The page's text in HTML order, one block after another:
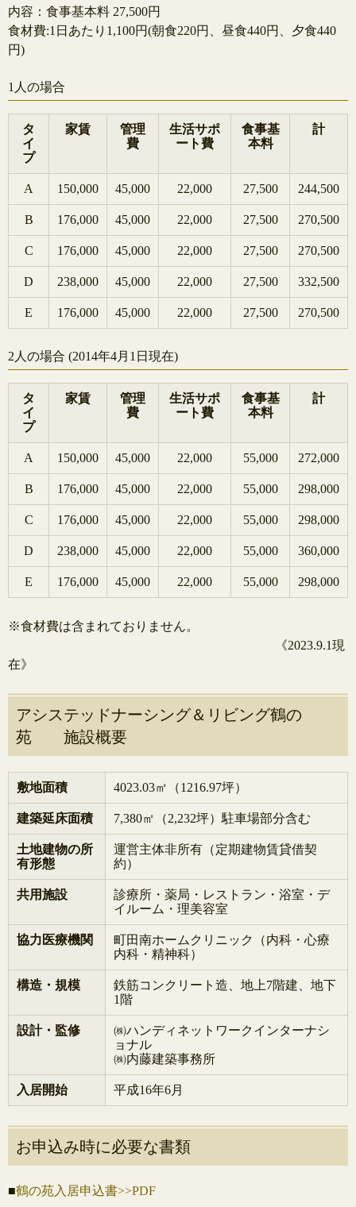
内容：食事基本料 27,500円
食材費:1日あたり1,100円(朝食220円、昼食440円、夕食440
円)
1人の場合
タ
イ
プ
家賃
管理
費
生活サポ
ート費
食事基
本料
計
A 150,000 45,000 22,000 27,500 244,500
B 176,000 45,000 22,000 27,500 270,500
C 176,000 45,000 22,000 27,500 270,500
D 238,000 45,000 22,000 27,500 332,500
E 176,000 45,000 22,000 27,500 270,500
2人の場合 (2014年4月1日現在)
タ
イ
プ
家賃
管理
費
生活サポ
ート費
食事基
本料
計
A 150,000 45,000 22,000 55,000 272,000
B 176,000 45,000 22,000 55,000 298,000
C 176,000 45,000 22,000 55,000 298,000
D 238,000 45,000 22,000 55,000 360,000
E 176,000 45,000 22,000 55,000 298,000
※食材費は含まれておりません。
《2023.9.1現
在》
アシステッドナーシング＆リビング鶴の
苑 施設概要
敷地面積 4023.03㎡（1216.97坪）
建築延床面積 7,380㎡（2,232坪）駐車場部分含む
土地建物の所
有形態
運営主体非所有（定期建物賃貸借契
約）
共用施設
診療所・薬局・レストラン・浴室・デ
イルーム・理美容室
協力医療機関
町田南ホームクリニック（内科・心療
内科・精神科）
構造・規模
鉄筋コンクリート造、地上7階建、地下
1階
設計・監修
㈱ハンディネットワークインターナシ
ョナル
㈱内藤建築事務所
入居開始 平成16年6月
お申込み時に必要な書類
■鶴の苑入居申込書>>PDF